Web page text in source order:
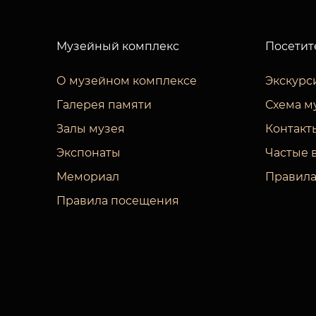
Музейный комплекс
О музейном комплексе
Галерея памяти
Залы музея
Экспонаты
Мемориал
Правила посещения
Схема
Частые